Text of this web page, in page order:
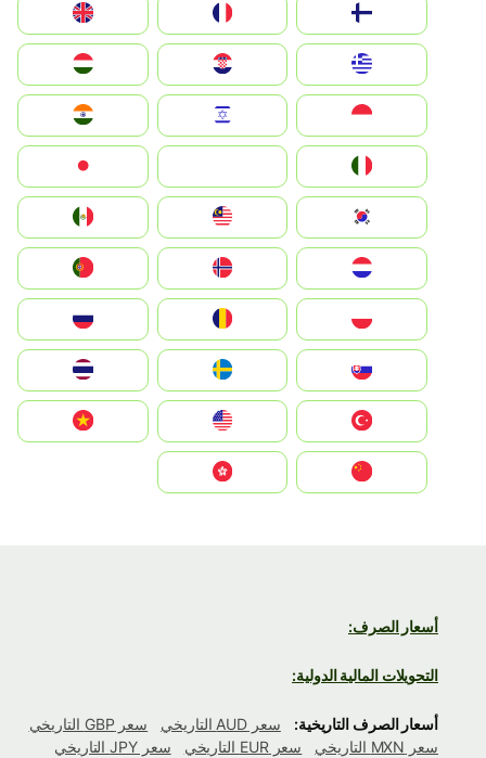
United Kingdom
Hrvatska
Magyarország
Indonesia
South Korea
Nederland
Portugal
România
Slovensko
United States
Vietnam
أسعار الصرف:
التحويلات المالية الدولية:
أسعار الصرف التاريخية: سعر AUD التاريخي
سعر GBP التاريخي
سعر MXN التاريخي
سعر EUR التاريخي
سعر JPY التاريخي